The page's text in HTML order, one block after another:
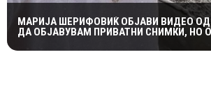
МАРИЈА ШЕРИФОВИЌ ОБЈАВИ ВИДЕО ОД
ДА ОБЈАВУВАМ ПРИВАТНИ СНИМКИ, НО